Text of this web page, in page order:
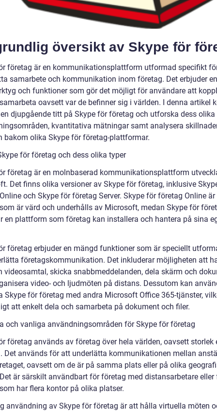
översikt av Skype för
företag är en kommunikationsplattform utformad specifikt
samarbete och kommunikation inom företag. Det erbjuder
och funktioner som gör det möjligt för användare att
oavsett var de befinner sig i världen. I denna artikel
djupgående titt på Skype för företag och utforska dess olika
kvantitativa mätningar samt analysera
bakom olika Skype för företag-plattformar.
för företag och dess olika typer
företag är en molnbaserad kommunikationsplattform
Det finns olika versioner av Skype för företag, inklusive
och Skype för företag Server. Skype för företag Online är
är värd och underhålls av Microsoft, medan Skype för
en plattform som företag kan installera och hantera på sina
företag erbjuder en mängd funktioner som är speciellt
företagskommunikation. Det inkluderar möjligheten att
videosamtal, skicka snabbmeddelanden, dela skärm och
video- och ljudmöten på distans. Dessutom kan
Skype för företag med andra Microsoft Office 365-tjänster,
att enkelt dela och samarbeta på dokument och filer.
och vanliga användningsområden för Skype för företag
företag används av företag över hela världen, oavsett storlek
Det används för att underlätta kommunikationen mellan
oavsett om de är på samma plats eller på olika
är särskilt användbart för företag med distansarbetare eller
har flera kontor på olika platser.
användning av Skype för företag är att hålla virtuella möten